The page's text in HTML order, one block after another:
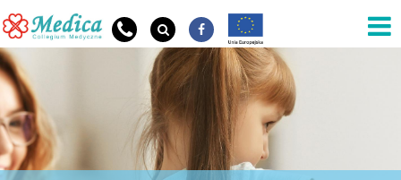
Przejdź do treści